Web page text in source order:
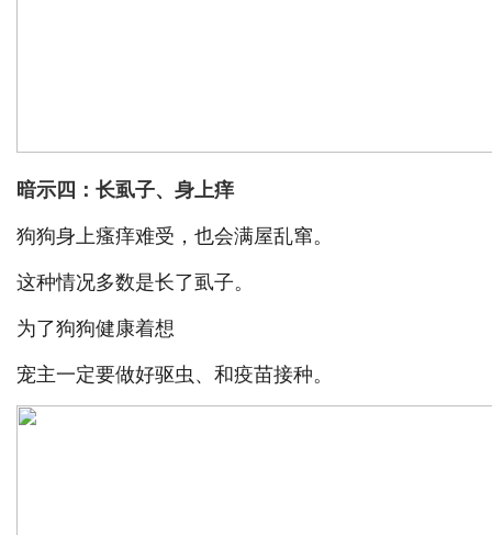
暗示四：长虱子、身上痒
狗狗身上瘙痒难受，也会满屋乱窜。
这种情况多数是长了虱子。
为了狗狗健康着想
宠主一定要做好驱虫、和疫苗接种。